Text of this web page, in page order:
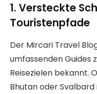
1. Versteckte
Touristenpfade
Der Mircari Travel
umfassenden Guides
Reisezielen bekannt.
Bhutan oder